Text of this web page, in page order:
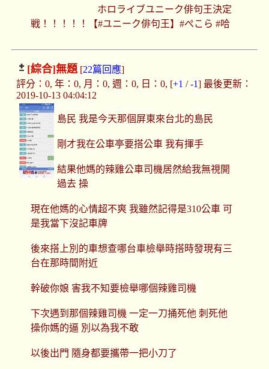
ホロライブユニーク俳句王決定
戦！！！！！【#ユニーク俳句王】#ぺこら #哈
[綜合]無題[22篇回應]
評分：0, 年：0, 月：0, 週：0, 日：0, [+1 /-1] 最後更新：
2019-10-13 04:04:12
島民 我是今天那個屏東來台北的島民
剛才我在公車亭要搭公車 我有揮手
結果他媽的辣雞公車司機居然給我無視開
過去 操
現在他媽的心情超不爽 我雖然記得是310公車 可
是我當下沒記車牌
後來搭上別的車想查哪台車檢舉時搭時發現有三
台在那時間附近
幹破你娘 害我不知要檢舉哪個辣雞司機
下次遇到那個辣雞司機 一定一刀捅死他 刺死他
操你媽的逼 別以為我不敢
以後出門 隨身都要攜帶一把小刀了